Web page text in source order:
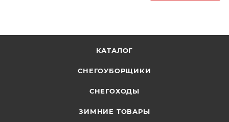
КАТАЛОГ
СНЕГОУБОРЩИКИ
СНЕГОХОДЫ
ЗИМНИЕ ТОВАРЫ